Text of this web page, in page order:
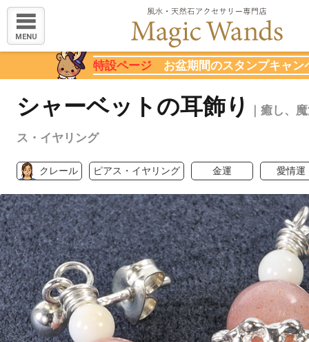
MENU
特設ページ お盆期間のスタンプキャン
シャーベットの耳飾り ｜癒し、
ス・イヤリング
クレール ピアス・イヤリング 金運 愛情運